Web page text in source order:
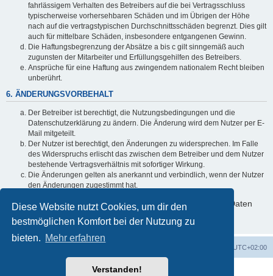
Diese Website nutzt Cookies, um dir den
bestmöglichen Komfort bei der Nutzung zu
bieten. Mehr erfahren
Verstanden!
fahrlässigem Verhalten des Betreibers auf die bei Vertragsschluss
typischerweise vorhersehbaren Schäden und im Übrigen der Höhe
nach auf die vertragstypischen Durchschnittsschäden begrenzt. Dies gilt
auch für mittelbare Schäden, insbesondere entgangenen Gewinn.
Die Haftungsbegrenzung der Absätze a bis c gilt sinngemäß auch
zugunsten der Mitarbeiter und Erfüllungsgehilfen des Betreibers.
Ansprüche für eine Haftung aus zwingendem nationalem Recht bleiben
unberührt.
6. ÄNDERUNGSVORBEHALT
Der Betreiber ist berechtigt, die Nutzungsbedingungen und die
Datenschutzerklärung zu ändern. Die Änderung wird dem Nutzer per E-
Mail mitgeteilt.
Der Nutzer ist berechtigt, den Änderungen zu widersprechen. Im Falle
des Widerspruchs erlischt das zwischen dem Betreiber und dem Nutzer
bestehende Vertragsverhältnis mit sofortiger Wirkung.
Die Änderungen gelten als anerkannt und verbindlich, wenn der Nutzer
den Änderungen zugestimmt hat.
Informationen über den Umgang mit deinen persönlichen Daten
sind in der Datenschutzerklärung enthalten.
UTC+02:00
Powered byphpBB® Forum Software © phpBB Limited